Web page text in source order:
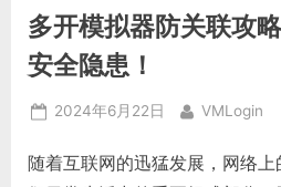
及
VMLogin
指
纹
浏
器
应
多开模拟器防关联攻
安全隐患！
Posted
2024年6月22日 By
VMLogin
随着互联网的迅猛发展，网络上